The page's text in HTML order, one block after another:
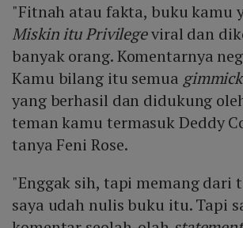
"Fitnah atau fakta, buku kamu
Miskin itu Privilegeviral dan
banyak orang. Komentarnya
Kamu bilang itu semua
yang berhasil dan didukung
teman kamu termasuk Deddy
tanya Feni Rose.
"Enggak sih, tapi memang dari
saya udah nulis buku itu. Tapi